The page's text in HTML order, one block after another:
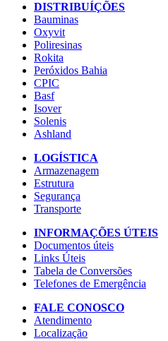
DISTRIBUÍÇÕES
Bauminas
Oxyvit
Poliresinas
Rokita
Peróxidos Bahia
CPIC
Basf
Isover
Solenis
Ashland
LOGÍSTICA
Armazenagem
Estrutura
Segurança
Transporte
INFORMAÇÕES ÚTEIS
Documentos úteis
Links Úteis
Tabela de Conversões
Telefones de Emergência
FALE CONOSCO
Atendimento
Localização